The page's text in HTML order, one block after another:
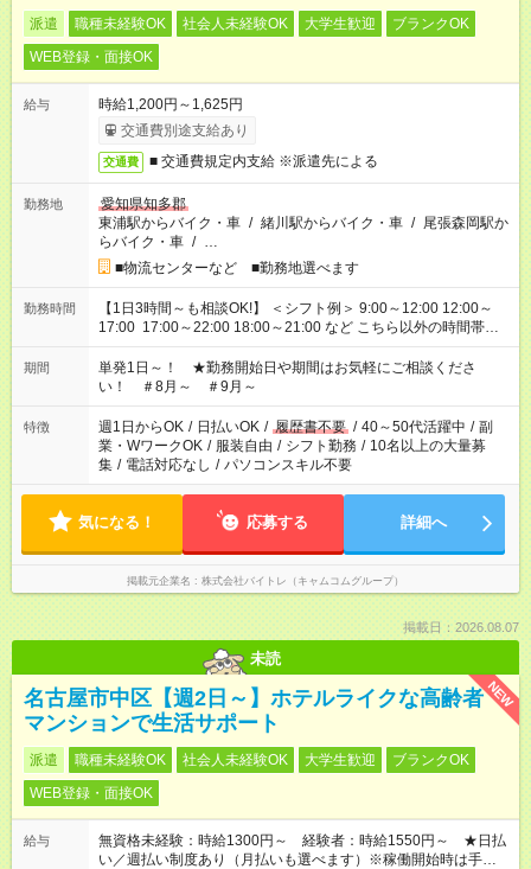
派遣 職種未経験OK 社会人未経験OK 大学生歓迎
ブランクOK
WEB登録・面接OK
給与
時給1,200円～1,625円
交通費別途支給あり
交通費 ■ 交通費規定内支給 ※派遣先による
勤務地
愛知県知多郡
東浦駅からバイク・車 / 緒川駅からバイク・車 / 尾張森岡駅か
らバイク・車 / …
■物流センターなど ■勤務地選べます
勤務時間
【1日3時間～も相談OK!】 ＜シフト例＞ 9:00～12:00 12:00～
17:00 17:00～22:00 18:00～21:00 など こちら以外の時間帯も
お気軽にご相談ください！
期間
単発1日～！ ★勤務開始日や期間はお気軽にご相談くださ
い！ ＃8月～ ＃9月～
特徴 週1日からOK / 日払いOK / 履歴書不要 / 40～50代活躍中 / 副
業・WワークOK / 服装自由 / シフト勤務 / 10名以上の大量募
集 / 電話対応なし / パソコンスキル不要
気になる！ 応募する 詳細へ
掲載元企業名 株式会社バイトレ（キャムコムグループ）
掲載日：2026.08.07
未読
NEW
名古屋市中区【週2日～】ホテルライクな高齢者
マンションで生活サポート
派遣 職種未経験OK 社会人未経験OK 大学生歓迎
ブランクOK
WEB登録・面接OK
給与
無資格未経験：時給1300円～ 経験者：時給1550円～ ★日払
い／週払い制度あり（月払いも選べます）※稼働開始時は手続き